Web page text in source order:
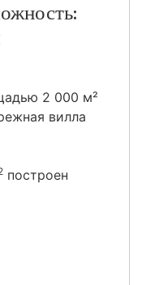
2 000 м²
вилла
построен